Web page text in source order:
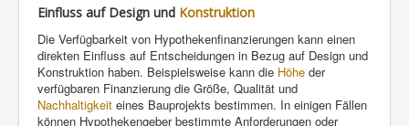
Einfluss auf Design und Konstruktion
Die Verfügbarkeit von Hypothekenfinanzierungen kann einen
direkten Einfluss auf Entscheidungen in Bezug auf Design und
Konstruktion haben. Beispielsweise kann die Höhe der
verfügbaren Finanzierung die Größe, Qualität und
Nachhaltigkeit eines Bauprojekts bestimmen. In einigen Fällen
können Hypothekengeber bestimmte Anforderungen oder